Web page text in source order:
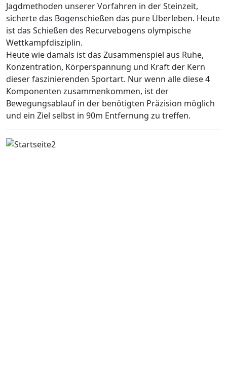
Jagdmethoden unserer Vorfahren in der Steinzeit,
sicherte das Bogenschießen das pure Überleben. Heute
ist das Schießen des Recurvebogens olympische
Wettkampfdisziplin.
Heute wie damals ist das Zusammenspiel aus Ruhe,
Konzentration, Körperspannung und Kraft der Kern
dieser faszinierenden Sportart. Nur wenn alle diese 4
Komponenten zusammenkommen, ist der
Bewegungsablauf in der benötigten Präzision möglich
und ein Ziel selbst in 90m Entfernung zu treffen.